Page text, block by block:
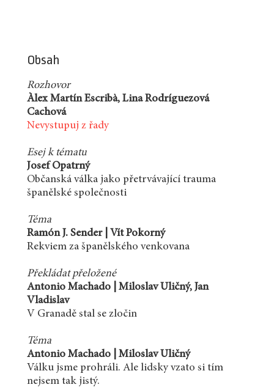
Obsah
Rozhovor
Àlex Martín Escribà, Lina Rodríguezová
Cachová
Nevystupuj z řady
Esej k tématu
Josef Opatrný
Občanská válka jako přetrvávající trauma
španělské společnosti
Téma
Ramón J. Sender | Vít Pokorný
Rekviem za španělského venkovana
Překládat přeložené
Antonio Machado | Miloslav Uličný, Jan
Vladislav
V Granadě stal se zločin
Téma
Antonio Machado | Miloslav Uličný
Válku jsme prohráli. Ale lidsky vzato si tím
nejsem tak jistý.